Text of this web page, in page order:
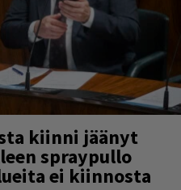
kiinni jäänyt
spraypullo
ei kiinnosta